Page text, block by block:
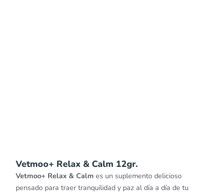
Vetmoo+ Relax & Calm 12gr.
Vetmoo+ Relax & Calm es un suplemento delicioso
pensado para traer tranquilidad y paz al día a día de tu